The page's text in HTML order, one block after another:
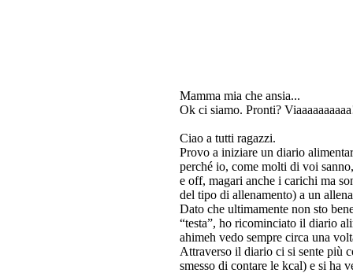
Mamma mia che ansia...
Ok ci siamo. Pronti?
Ciao a tutti ragazzi.
Provo a iniziare un diario
perché io, come molti di voi
e off, magari anche i carichi ma
del tipo di allenamento) a un
Dato che ultimamente non sto
“testa”, ho ricominciato il diario
ahimeh vedo sempre circa una
Attraverso il diario ci si sente più
smesso di contare le kcal) e si ha